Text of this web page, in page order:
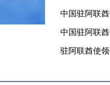
知
中国驻阿联
加强安全防范
中国驻阿联
地法律和政
驻阿联酋使